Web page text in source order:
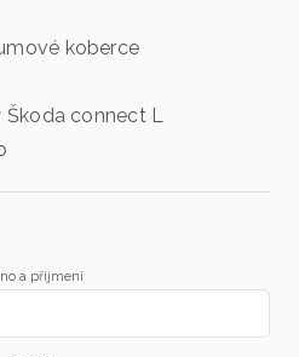
koberce
connect L
a příjmení